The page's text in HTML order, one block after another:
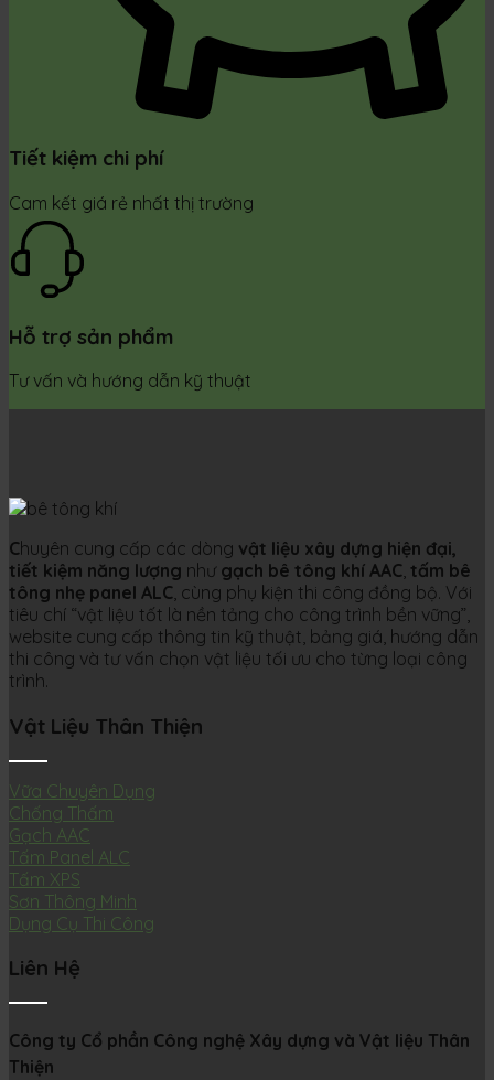
Tiết kiệm chi phí
Cam kết giá rẻ nhất thị trường
Hỗ trợ sản phẩm
Tư vấn và hướng dẫn kỹ thuật
Chuyên cung cấp các dòng vật liệu xây dựng hiện đại,
tiết kiệm năng lượng như gạch bê tông khí AAC, tấm bê
tông nhẹ panel ALC, cùng phụ kiện thi công đồng bộ. Với
tiêu chí “vật liệu tốt là nền tảng cho công trình bền vững”,
website cung cấp thông tin kỹ thuật, bảng giá, hướng dẫn
thi công và tư vấn chọn vật liệu tối ưu cho từng loại công
trình.
Vật Liệu Thân Thiện
Vữa Chuyên Dụng
Chống Thấm
Gạch AAC
Tấm Panel ALC
Tấm XPS
Sơn Thông Minh
Dụng Cụ Thi Công
Liên Hệ
Công ty Cổ phần Công nghệ Xây dựng và Vật liệu Thân
Thiện